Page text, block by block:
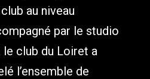
au niveau
par le studio
club du Loiret a
l’ensemble de